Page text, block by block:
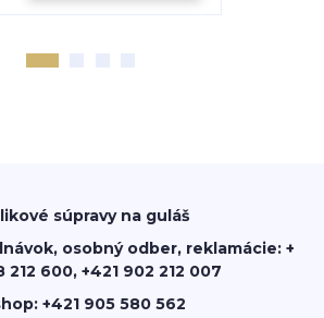
súpravy na guláš
osobný odber, reklamácie: +
212 600, +421 902 212 007
+421 905 580 562